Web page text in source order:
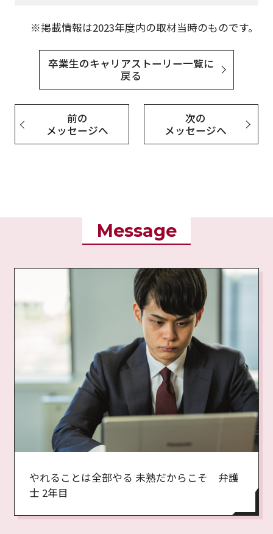
※掲載情報は2023年度内の取材当時のものです。
卒業生のキャリアストーリー一覧に
戻る
前の
メッセージへ
次の
メッセージへ
Message
やれることは全部やる 未熟だからこそ 弁護
士 2年目